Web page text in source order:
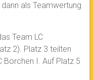
als Teamwertung
Team LC
2). Platz 3 teilten
Borchen I. Auf Platz 5